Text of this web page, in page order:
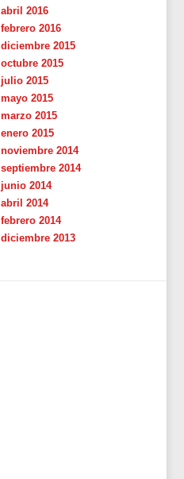
abril 2016
febrero 2016
diciembre 2015
octubre 2015
julio 2015
mayo 2015
marzo 2015
enero 2015
noviembre 2014
septiembre 2014
junio 2014
abril 2014
febrero 2014
diciembre 2013